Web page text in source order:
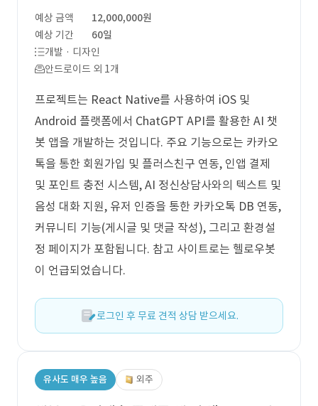
예상 금액
12,000,000원
예상 기간
60일
개발 · 디자인
안드로이드 외 1개
프로젝트는 React Native를 사용하여 iOS 및
Android 플랫폼에서 ChatGPT API를 활용한 AI 챗
봇 앱을 개발하는 것입니다. 주요 기능으로는 카카오
톡을 통한 회원가입 및 플러스친구 연동, 인앱 결제
및 포인트 충전 시스템, AI 정신상담사와의 텍스트 및
음성 대화 지원, 유저 인증을 통한 카카오톡 DB 연동,
커뮤니티 기능(게시글 및 댓글 작성), 그리고 환경설
정 페이지가 포함됩니다. 참고 사이트로는 헬로우봇
이 언급되었습니다.
로그인 후 무료 견적 상담 받으세요.
유사도 매우 높음 외주